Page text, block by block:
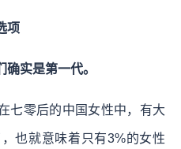
项
实是第一代。
七零后的中国女性中，有大
也就意味着只有3%的女性